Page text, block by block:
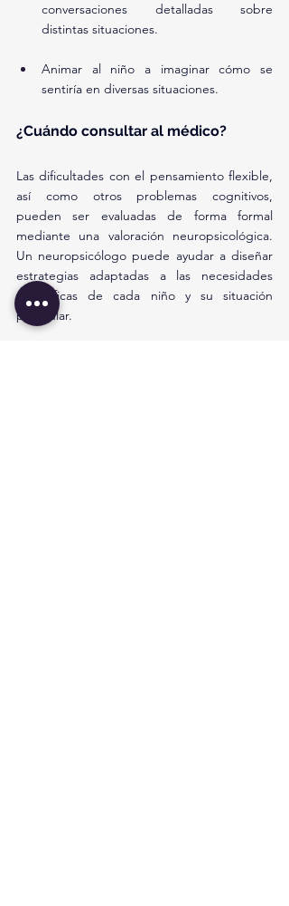
conversaciones detalladas sobre
distintas situaciones.
Animar al niño a imaginar cómo se
sentiría en diversas situaciones.
¿Cuándo consultar al médico?
Las dificultades con el pensamiento flexible,
así como otros problemas cognitivos,
pueden ser evaluadas de forma formal
mediante una valoración neuropsicológica.
Un neuropsicólogo puede ayudar a diseñar
estrategias adaptadas a las necesidades
específicas de cada niño y su situación
particular.